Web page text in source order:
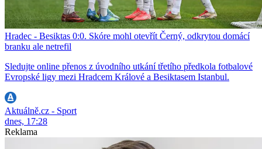
Hradec - Besiktas 0:0. Skóre mohl otevřít Černý, odkrytou domácí
branku ale netrefil
Sledujte online přenos z úvodního utkání třetího předkola fotbalové
Evropské ligy mezi Hradcem Králové a Besiktasem Istanbul.
Aktuálně.cz - Sport
dnes, 17:28
Reklama